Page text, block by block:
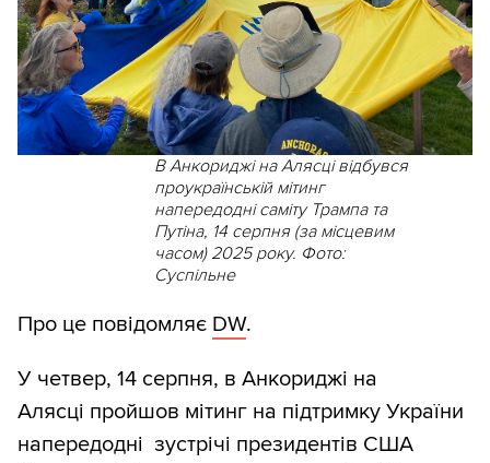
В Анкориджі на Алясці відбувся
проукраїнській мітинг
напередодні саміту Трампа та
Путіна, 14 серпня (за місцевим
часом) 2025 року. Фото:
Суспільне
Про це повідомляє DW.
У четвер, 14 серпня, в Анкориджі на
Алясці пройшов мітинг на підтримку України
напередодні зустрічі президентів США